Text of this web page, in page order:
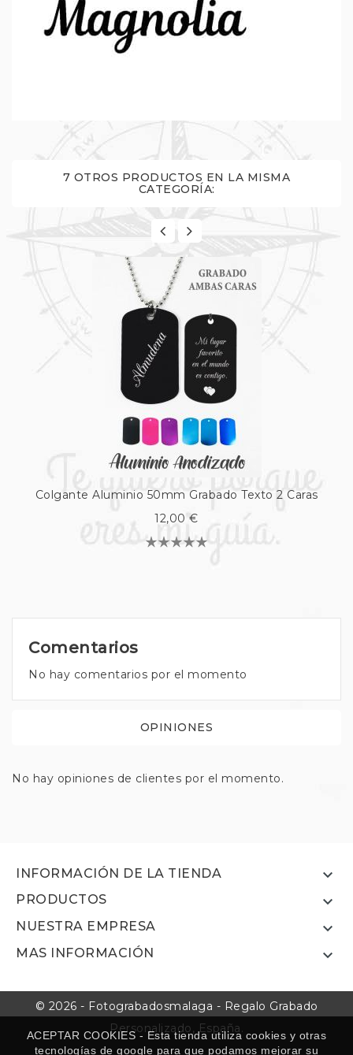
7 OTROS PRODUCTOS EN LA MISMA
CATEGORÍA:
Colgante Aluminio 50mm Grabado Texto 2 Caras
12,00 €
Comentarios
No hay comentarios por el momento
OPINIONES
No hay opiniones de clientes por el momento.
INFORMACIÓN DE LA TIENDA 
PRODUCTOS 
NUESTRA EMPRESA 
MAS INFORMACIÓN 
ACEPTAR COOKIES - Esta tienda utiliza cookies y otras
tecnologías de google para que podamos mejorar su
© 2026 - Fotograbadosmalaga - Regalo Grabado
Personalizado, España.